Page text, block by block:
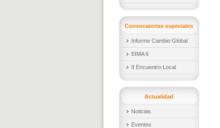
Convocatorias especiales
Informe Cambio Global
EIMA 6
II Encuentro Local
Actualidad
Noticias
Eventos